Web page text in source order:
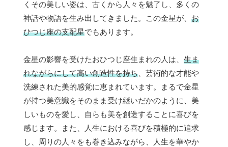
くその美しい姿は、古くから人々を魅了し、多くの
神話や物語を生み出してきました。この金星が、 お
ひつじ座の支配星でもあります。
金星の影響を受けたおひつじ座生まれの人は、 生ま
れながらにして高い創造性を持ち 、芸術的な才能や
洗練された美的感覚に恵まれています。まるで金星
が持つ美意識をそのまま受け継いだかのように、美
しいものを愛し、自らも美を創造することに喜びを
感じます。また、人生における喜びを積極的に追求
し、周りの人々をも巻き込みながら、人生を華やか